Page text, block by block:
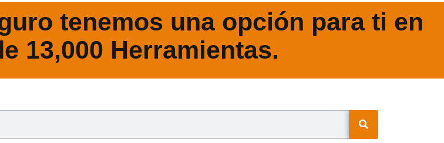
tenemos una opción para ti en
13,000 Herramientas.